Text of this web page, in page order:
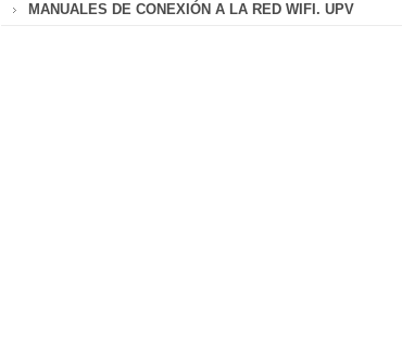
MANUALES DE CONEXIÓN A LA RED WIFI. UPV